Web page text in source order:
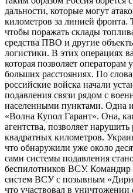
дальности, которые могут
километров за линией фронта.
чтобы поражать склады
средства ПВО и другие
логистики. В этих операциях
которая позволяет операторам
больших расстояниях. По
российские войска начали
подавления связи рядом с
населенными пунктами. Одна
«Волна Купол Гарант». Она,
агентства, позволяет
квадратных километров.
что обнаружили уже около
сами системы подавления
беспилотников ВСУ. Командир
систем ВСУ с позывным
что участвовал в уничтожении